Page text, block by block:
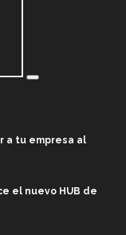
a tu empresa al
el nuevo HUB de